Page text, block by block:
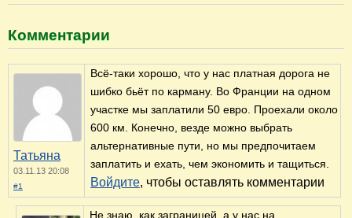
Комментарии
Татьяна
03.11.13 20:08
#1
Всё-таки хорошо, что у нас платная дорога не
шибко бьёт по карману. Во Франции на одном
участке мы заплатили 50 евро. Проехали около
600 км. Конечно, везде можно выбрать
альтернативные пути, но мы предпочитаем
заплатить и ехать, чем экономить и тащиться.
Войдите, чтобы оставлять комментарии
Не знаю, как заграницей, а у нас на